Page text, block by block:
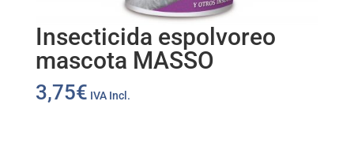
Insecticida espolvoreo
mascota MASSO
3,75€ IVA Incl.